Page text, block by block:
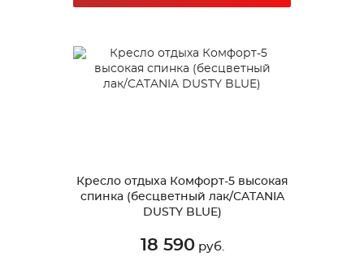
Кресло отдыха Комфорт-5 высокая
спинка (бесцветный лак/CATANIA
DUSTY BLUE)
18 590руб.